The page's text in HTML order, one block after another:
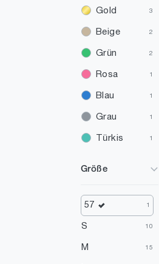
Gold 3
Beige 2
Grün 2
Rosa 1
Blau 1
Grau 1
Türkis 1
Größe
57 1
S 10
M 15